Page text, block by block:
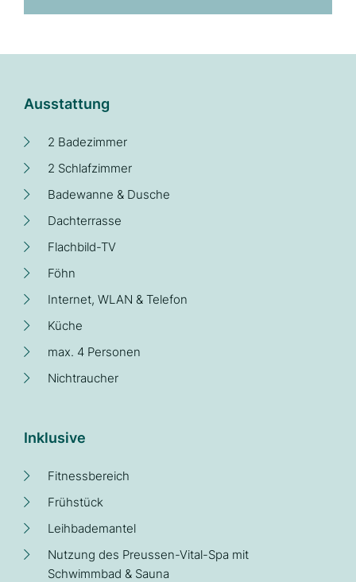
Ausstattung
2 Badezimmer
2 Schlafzimmer
Badewanne & Dusche
Dachterrasse
Flachbild-TV
Föhn
Internet, WLAN & Telefon
Küche
max. 4 Personen
Nichtraucher
Inklusive
Fitnessbereich
Frühstück
Leihbademantel
Nutzung des Preussen-Vital-Spa mit
Schwimmbad & Sauna